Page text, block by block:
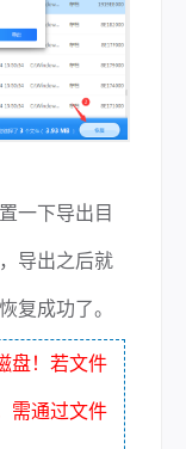
一下导出目
导出之后就
复成功了。
盘！若文件
需通过文件